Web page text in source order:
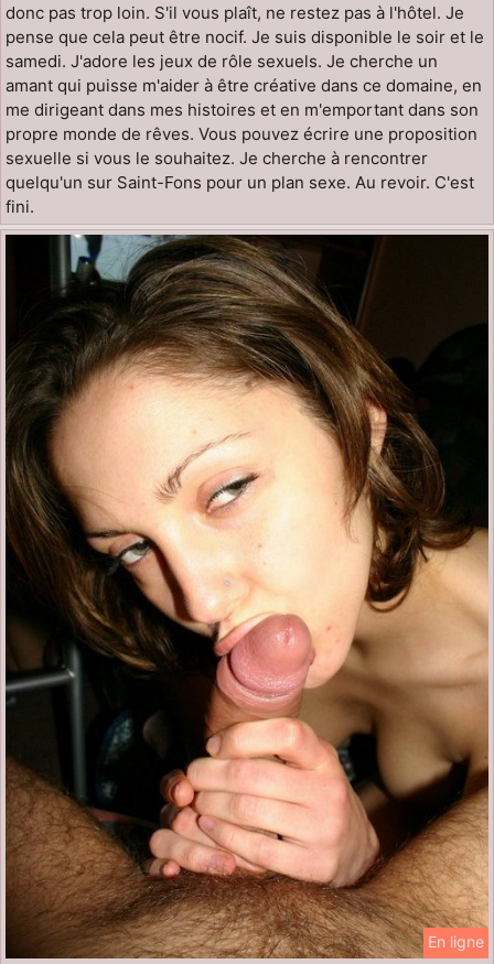
donc pas trop loin. S'il vous plaît, ne restez pas à l'hôtel. Je
pense que cela peut être nocif. Je suis disponible le soir et le
samedi. J'adore les jeux de rôle sexuels. Je cherche un
amant qui puisse m'aider à être créative dans ce domaine, en
me dirigeant dans mes histoires et en m'emportant dans son
propre monde de rêves. Vous pouvez écrire une proposition
sexuelle si vous le souhaitez. Je cherche à rencontrer
quelqu'un sur Saint-Fons pour un plan sexe. Au revoir. C'est
fini.
En ligne